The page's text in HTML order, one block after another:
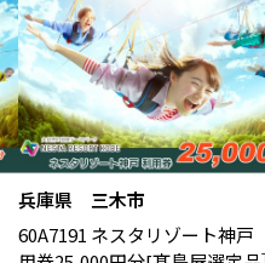
兵庫県 三木市
60A7191 ネスタリゾート神